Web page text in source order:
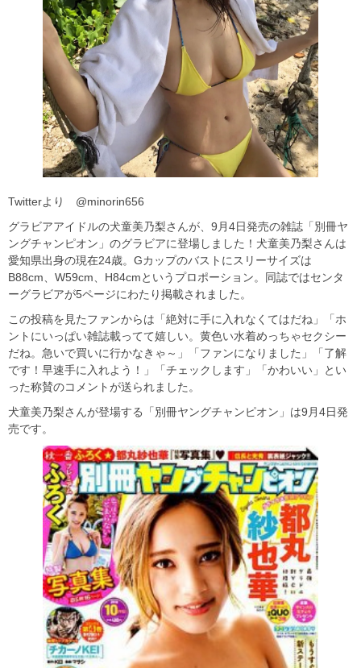
Twitterより @minorin656
グラビアアイドルの‏犬童美乃梨さんが、9月4日発売の雑誌「別冊ヤ
ングチャンピオン」のグラビアに登場しました！犬童美乃梨さんは
愛知県出身の現在24歳。Gカップのバストにスリーサイズは
B88cm、W59cm、H84cmというプロポーション。同誌ではセンタ
ーグラビアが5ページにわたり掲載されました。
この投稿を見たファンからは「絶対に手に入れなくてはだね」「ホ
ントにいっぱい雑誌載ってて嬉しい。黄色い水着めっちゃセクシー
だね。急いで買いに行かなきゃ～」「ファンになりました」「了解
です！早速手に入れよう！」「チェックします」「かわいい」とい
った称賛のコメントが送られました。
犬童美乃梨さんが登場する「別冊ヤングチャンピオン」は9月4日発
売です。